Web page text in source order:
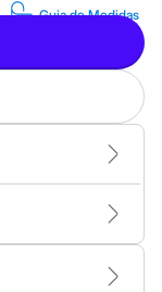
Guia de Medidas